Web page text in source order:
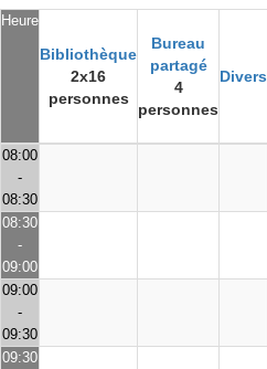
Heure
Bibliothèque
2x16
personnes
Bureau
partagé
4
personnes
Divers
08:00
-
08:30
08:30
-
09:00
09:00
-
09:30
09:30